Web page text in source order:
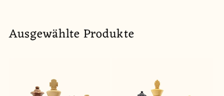
Ausgewählte Produkte